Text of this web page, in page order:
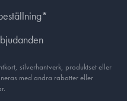
silverhantverk, produkt­set eller
med andra rabatter eller